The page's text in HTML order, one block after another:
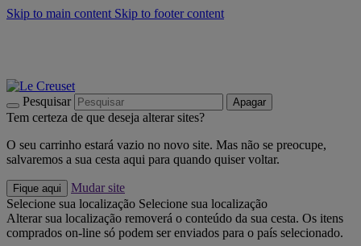
Skip to main content Skip to footer content
Pesquisar Apagar
Tem certeza de que deseja alterar sites?
O seu carrinho estará vazio no novo site. Mas não se preocupe,
salvaremos a sua cesta aqui para quando quiser voltar.
Fique aqui
Mudar site
Selecione sua localização Selecione sua localização
Alterar sua localização removerá o conteúdo da sua cesta. Os itens
comprados on-line só podem ser enviados para o país selecionado.